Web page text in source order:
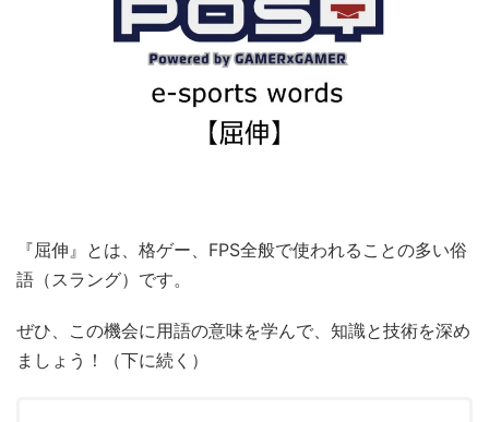
『屈伸』とは、格ゲー、FPS全般で使われることの多い俗
語（スラング）です。
ぜひ、この機会に用語の意味を学んで、知識と技術を深め
ましょう！（下に続く）